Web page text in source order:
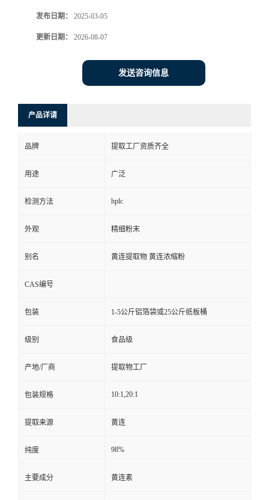
发布日期： 2025-03-05
更新日期： 2026-08-07
发送咨询信息
产品详请
品牌 提取工厂资质齐全
用途 广泛
检测方法 hplc
外观 精细粉末
别名 黄连提取物 黄连浓缩粉
CAS编号
包装 1-5公斤铝箔袋或25公斤纸板桶
级别 食品级
产地/厂商 提取物工厂
包装规格 10:1,20:1
提取来源 黄连
纯度 98%
主要成分 黄连素